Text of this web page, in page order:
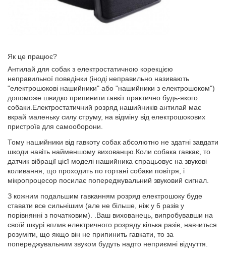
Як це працює?
Антилай для собак з електростатичною корекцією
неправильної поведінки (іноді неправильно називають
"електрошокові нашийники" або "нашийники з електрошоком")
допоможе швидко припинити гавкіт практично будь-якого
собаки.Електростатичний розряд нашийників антилай має
вкрай маленьку силу струму, на відміну від електрошокових
пристроїв для самооборони.
Тому нашийники від гавкоту собак абсолютно не здатні завдати
шкоди навіть найменшому вихованцю.Коли собака гавкає, то
датчик вібрації цієї моделі нашийника спрацьовує на звукові
коливання, що проходить по гортані собаки повітря, і
мікропроцесор посилає попереджувальний звуковий сигнал.
З кожним подальшим гавканням розряд електрошоку буде
ставати все сильнішим (але не більше, ніж у 6 разів у
порівнянні з початковим). .Ваш вихованець, випробувавши на
своїй шкурі вплив електричного розряду кілька разів, навчиться
розуміти, що якщо він не припинить гавкати, то за
попереджувальним звуком будуть надто неприємні відчуття.